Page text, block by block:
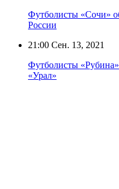
Футболисты «Сочи»
России
21:00 Сен. 13, 2021
Футболисты
«Урал»